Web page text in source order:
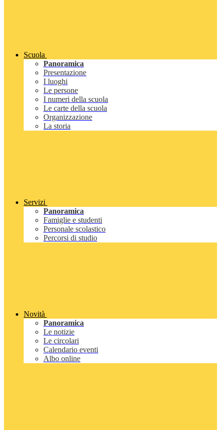
Scuola
Panoramica
Presentazione
I luoghi
Le persone
I numeri della scuola
Le carte della scuola
Organizzazione
La storia
Servizi
Panoramica
Famiglie e studenti
Personale scolastico
Percorsi di studio
Novità
Panoramica
Le notizie
Le circolari
Calendario eventi
Albo online